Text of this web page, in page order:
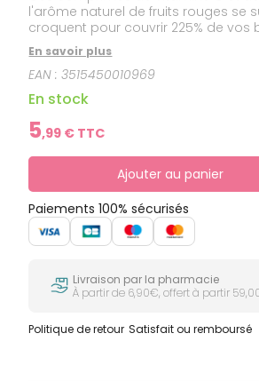
l'arôme naturel de fruits rouges se
croquent pour couvrir 225% de vos
quotidiens en vitamine C.
En savoir plus
EAN :3515450010969
En stock
5,99 € TTC
Ajouter au panier
Paiements 100% sécurisés
Livraison par la pharmacie
À partir de 6,90€, offert à partir
Politique de retour Satisfait ou remboursé